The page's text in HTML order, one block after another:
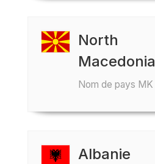
North
Macedonia
Nom de pays MK
Albanie